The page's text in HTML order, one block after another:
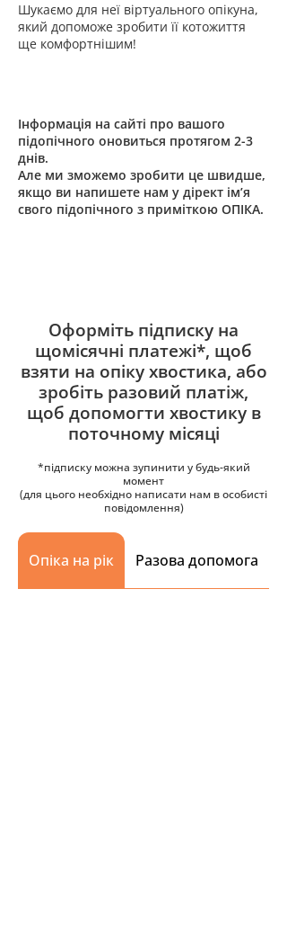
Шукаємо для неї віртуального опікуна,
який допоможе зробити її котожиття
ще комфортнішим!
Інформація на сайті про вашого
підопічного оновиться протягом 2-3
днів.
Але ми зможемо зробити це швидше,
якщо ви напишете нам у дірект ім’я
свого підопічного з приміткою ОПІКА.
Оформіть підписку на
щомісячні платежі*, щоб
взяти на опіку хвостика, або
зробіть разовий платіж,
щоб допомогти хвостику в
поточному місяці
*підписку можна зупинити у будь-який
момент
(для цього необхідно написати нам в особисті
повідомлення)
Опіка на рік Разова допомога